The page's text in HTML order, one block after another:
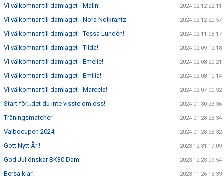
Vi välkomnar till damlaget - Malin! 2024-02-12 22:11
Vi välkomnar till damlaget - Nora Nolkrantz 2024-02-12 20:57
Vi välkomnar till damlaget - Tessa Lundén! 2024-02-11 08:17
Vi välkomnar till damlaget - Tilda! 2024-02-09 12:18
Vi välkomnar till damlaget - Emelie! 2024-02-08 20:21
Vi välkomnar till damlaget - Emilia! 2024-02-08 10:14
Vi välkomnar till damlaget - Marcela! 2024-02-07 00:32
Start för...det du inte visste om oss! 2024-01-30 23:36
Träningsmatcher 2024-01-28 23:34
Valbocupen 2024 2024-01-28 23:32
Gott Nytt År!! 2023-12-31 17:09
God Jul önskar BK30 Dam 2023-12-23 09:54
Bersa klar! 2023-11-26 13:39